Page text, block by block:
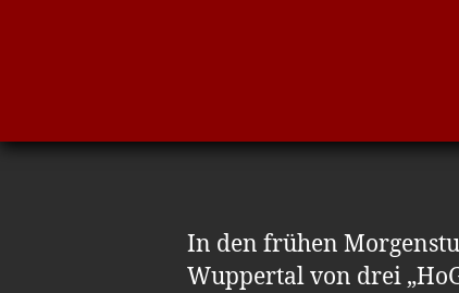
In den frühen
Wuppertal von drei